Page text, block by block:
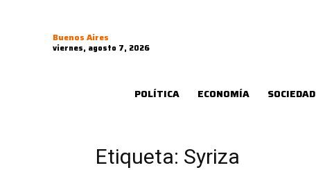
Buenos Aires
viernes, agosto 7, 2026
POLÍTICA ECONOMÍA SOCIEDAD
Etiqueta: Syriza